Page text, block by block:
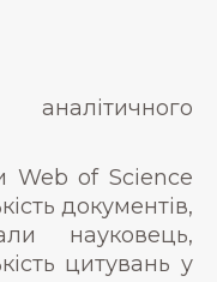
Web of Science
документів,
науковець,
цитувань у